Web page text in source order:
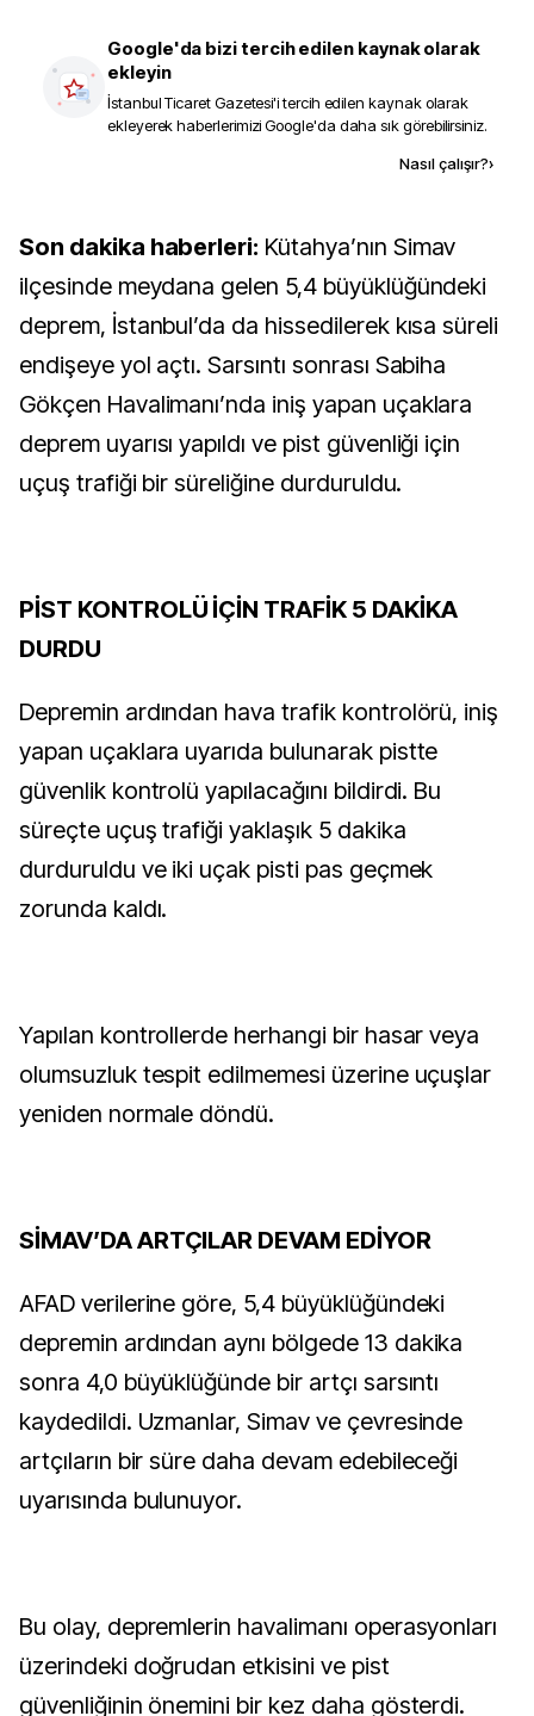
Google'da bizi tercih edilen kaynak olarak
ekleyin
İstanbul Ticaret Gazetesi'i tercih edilen kaynak olarak
ekleyerek haberlerimizi Google'da daha sık görebilirsiniz.
Nasıl çalışır?›
Son dakika haberleri: Kütahya’nın Simav
ilçesinde meydana gelen 5,4 büyüklüğündeki
deprem, İstanbul’da da hissedilerek kısa süreli
endişeye yol açtı. Sarsıntı sonrası Sabiha
Gökçen Havalimanı’nda iniş yapan uçaklara
deprem uyarısı yapıldı ve pist güvenliği için
uçuş trafiği bir süreliğine durduruldu.
PİST KONTROLÜ İÇİN TRAFİK 5 DAKİKA
DURDU
Depremin ardından hava trafik kontrolörü, iniş
yapan uçaklara uyarıda bulunarak pistte
güvenlik kontrolü yapılacağını bildirdi. Bu
süreçte uçuş trafiği yaklaşık 5 dakika
durduruldu ve iki uçak pisti pas geçmek
zorunda kaldı.
Yapılan kontrollerde herhangi bir hasar veya
olumsuzluk tespit edilmemesi üzerine uçuşlar
yeniden normale döndü.
SİMAV’DA ARTÇILAR DEVAM EDİYOR
AFAD verilerine göre, 5,4 büyüklüğündeki
depremin ardından aynı bölgede 13 dakika
sonra 4,0 büyüklüğünde bir artçı sarsıntı
kaydedildi. Uzmanlar, Simav ve çevresinde
artçıların bir süre daha devam edebileceği
uyarısında bulunuyor.
Bu olay, depremlerin havalimanı operasyonları
üzerindeki doğrudan etkisini ve pist
güvenliğinin önemini bir kez daha gösterdi.